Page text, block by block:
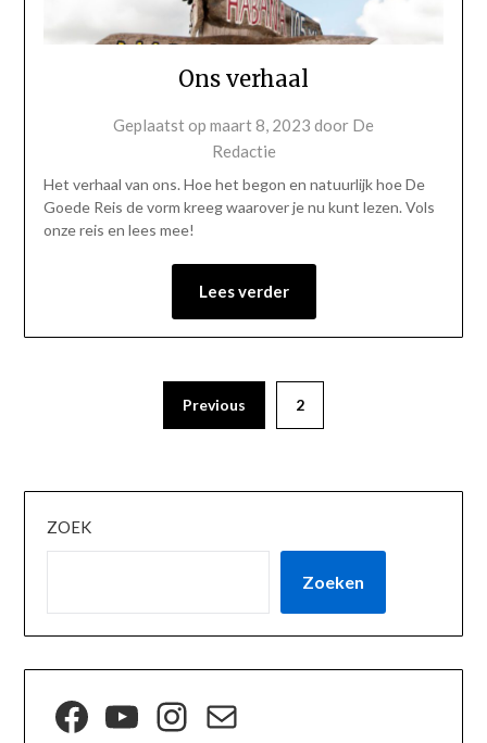
Ons verhaal
Geplaatst op maart 8, 2023 door De
Redactie
Het verhaal van ons. Hoe het begon en natuurlijk hoe De
Goede Reis de vorm kreeg waarover je nu kunt lezen. Vols
onze reis en lees mee!
Lees verder
Previous 2
ZOEK
Zoeken